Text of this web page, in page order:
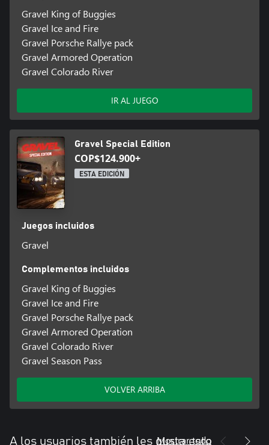
Gravel King of Buggies
Gravel Ice and Fire
Gravel Porsche Rallye pack
Gravel Armored Operation
Gravel Colorado River
IR AL JUEGO
Gravel Special Edition
COP$124.900+
ESTA EDICIÓN
Juegos incluidos
Gravel
Complementos incluidos
Gravel King of Buggies
Gravel Ice and Fire
Gravel Porsche Rallye pack
Gravel Armored Operation
Gravel Colorado River
Gravel Season Pass
VOLVER ARRIBA
A los usuarios también les gusta esto
Mostrar todo